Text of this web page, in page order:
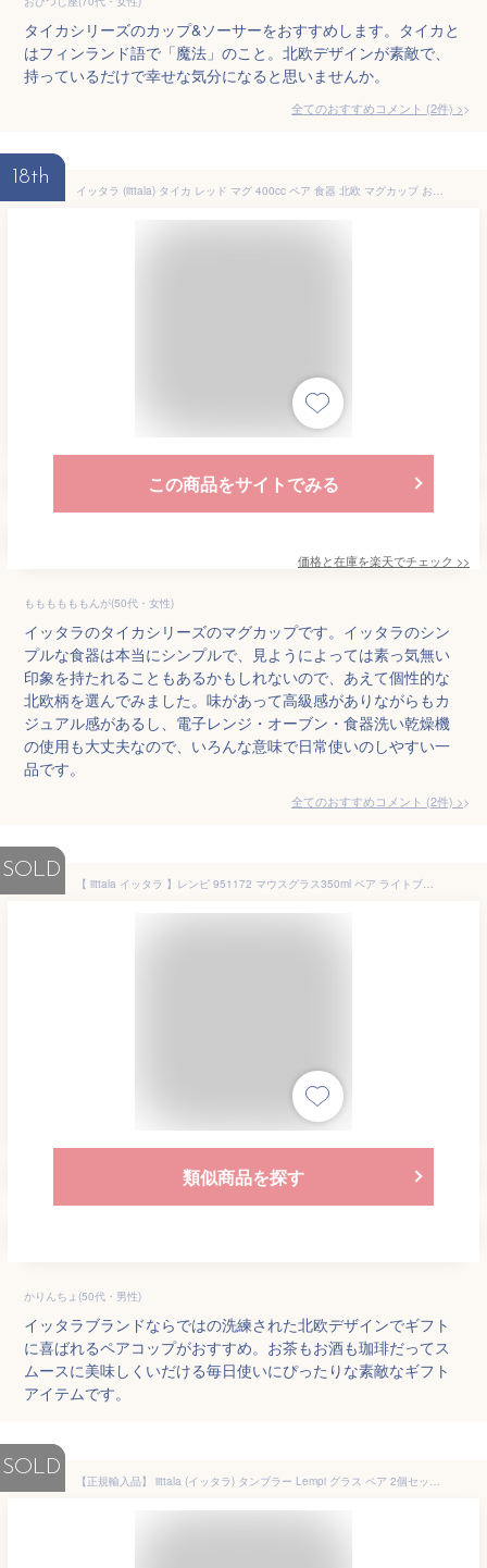
タイカシリーズのカップ&ソーサーをおすすめします。タイカと
はフィンランド語で「魔法」のこと。北欧デザインが素敵で、
持っているだけで幸せな気分になると思いませんか。
全てのおすすめコメント (2件) >
18th
イッタラ (iittala) タイカ レッド マグ 400cc ペア 食器 北欧 マグカップ おしゃれ かわいい ブランド 結婚祝い 内祝い
この商品をサイトでみる
価格と在庫を楽天でチェック >>
ももももももんが(50代・女性)
イッタラのタイカシリーズのマグカップです。イッタラのシン
プルな食器は本当にシンプルで、見ようによっては素っ気無い
印象を持たれることもあるかもしれないので、あえて個性的な
北欧柄を選んでみました。味があって高級感がありながらもカ
ジュアル感があるし、電子レンジ・オーブン・食器洗い乾燥機
の使用も大丈夫なので、いろんな意味で日常使いのしやすい一
品です。
全てのおすすめコメント (2件) >
SOLD
【 iittala イッタラ 】レンピ 951172 マウスグラス350ml ペア ライトブルー/コップ シャンパン グラス 酒器 タルゴナ コーヒー カフェ ラテ 韓国
類似商品を探す
かりんちょ(50代・男性)
イッタラブランドならではの洗練された北欧デザインでギフト
に喜ばれるペアコップがおすすめ。お茶もお酒も珈琲だってス
ムースに美味しくいだける毎日使いにぴったりな素敵なギフト
アイテムです。
SOLD
【正規輸入品】 iittala (イッタラ) タンブラー Lempi グラス ペア 2個セット クリア 約340ml 1008683